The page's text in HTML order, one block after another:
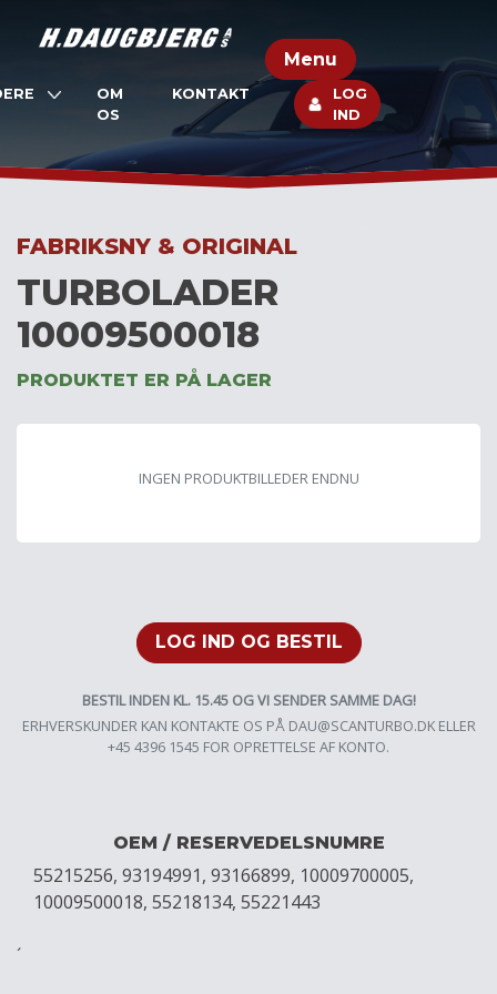
Menu
OM
OS
KONTAKT
LOG
IND
FABRIKSNY & ORIGINAL
TURBOLADER
10009500018
PRODUKTET ER PÅ LAGER
INGEN PRODUKTBILLEDER ENDNU
LOG IND OG BESTIL
BESTIL INDEN KL. 15.45 OG VI SENDER SAMME DAG!
ERHVERSKUNDER KAN KONTAKTE OS PÅ DAU@SCANTURBO.DKELLER
+45 4396 1545 FOR OPRETTELSE AF KONTO.
OEM / RESERVEDELSNUMRE
55215256, 93194991, 93166899, 10009700005,
10009500018, 55218134, 55221443
´